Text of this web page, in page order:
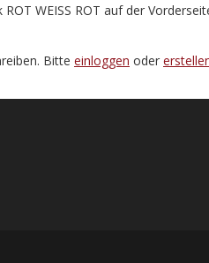
WEISS ROT auf der
Bitte einloggen oder